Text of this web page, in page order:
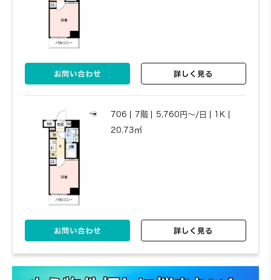
お問い合わせ 詳しく見る
706 7階 5,760円～/日
1K
20.73㎡
お問い合わせ 詳しく見る